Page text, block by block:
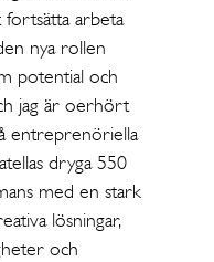
fortsätta arbeta
nya rollen
potential och
jag är oerhört
entreprenöriella
dryga 550
med en stark
lösningar,
och